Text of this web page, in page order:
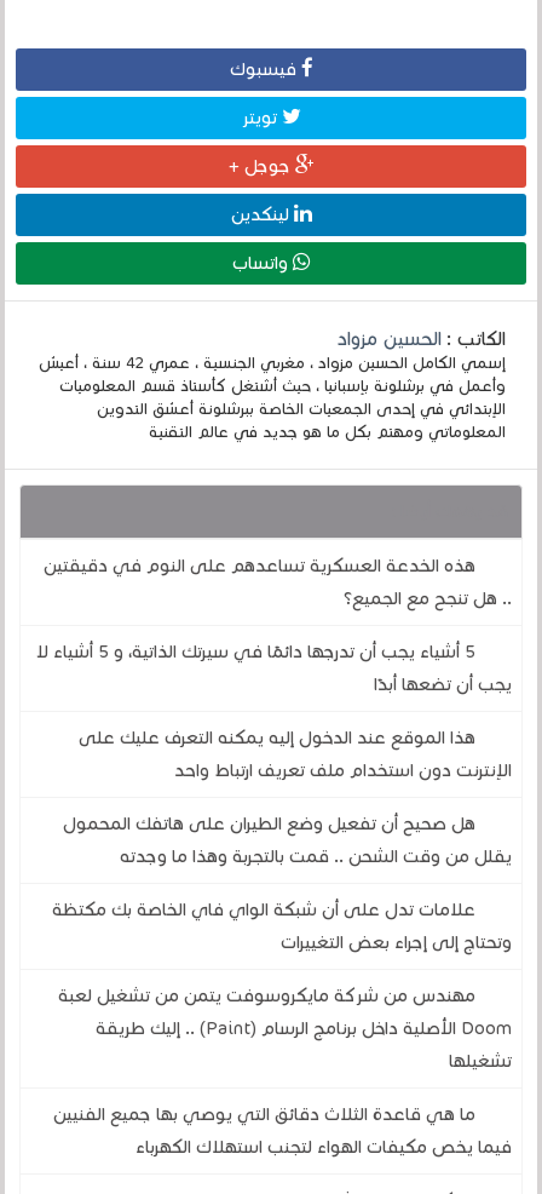
فيسبوك
تويتر
جوجل +
لينكدين
واتساب
الكاتب :الحسين مزواد
إسمي الكامل الحسين مزواد ، مغربي الجنسية ، عمري 42 سنة ، أعيش
وأعمل في برشلونة بإسبانيا ، حيث أشتغل كأستاذ قسم المعلوميات
الإبتدائي في إحدى الجمعيات الخاصة ببرشلونة أعشق التدوين
المعلوماتي ومهتم بكل ما هو جديد في عالم التقنية
هذه الخدعة العسكرية تساعدهم على النوم في دقيقتين
.. هل تنجح مع الجميع؟
5 أشياء يجب أن تدرجها دائمًا في سيرتك الذاتية، و 5 أشياء لا
يجب أن تضعها أبدًا
هذا الموقع عند الدخول إليه يمكنه التعرف عليك على
الإنترنت دون استخدام ملف تعريف ارتباط واحد
هل صحيح أن تفعيل وضع الطيران على هاتفك المحمول
يقلل من وقت الشحن .. قمت بالتجربة وهذا ما وجدته
علامات تدل على أن شبكة الواي فاي الخاصة بك مكتظة
وتحتاج إلى إجراء بعض التغييرات
مهندس من شركة مايكروسوفت يتمن من تشغيل لعبة
Doom الأصلية داخل برنامج الرسام (Paint) .. إليك طريقة
تشغيلها
ما هي قاعدة الثلاث دقائق التي يوصي بها جميع الفنيين
فيما يخص مكيفات الهواء لتجنب استهلاك الكهرباء